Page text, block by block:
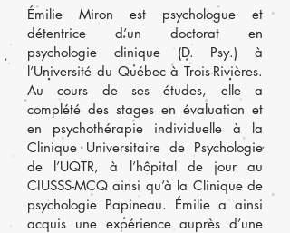
Émilie Miron est psychologue et
détentrice d’un doctorat en
psychologie clinique (D. Psy.) à
l’Université du Québec à Trois-Rivières.
Au cours de ses études, elle a
complété des stages en évaluation et
en psychothérapie individuelle à la
Clinique Universitaire de Psychologie
de l’UQTR, à l’hôpital de jour au
CIUSSS-MCQ ainsi qu’à la Clinique de
psychologie Papineau. Émilie a ainsi
acquis une expérience auprès d’une